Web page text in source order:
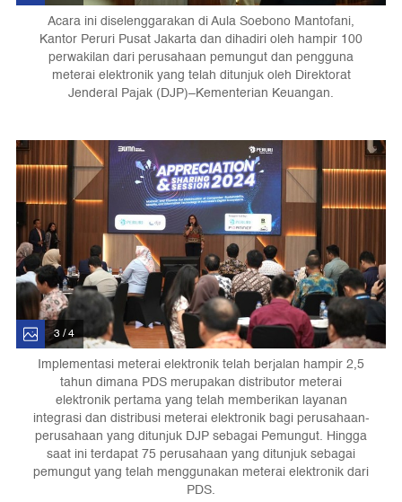
Acara ini diselenggarakan di Aula Soebono Mantofani,
Kantor Peruri Pusat Jakarta dan dihadiri oleh hampir 100
perwakilan dari perusahaan pemungut dan pengguna
meterai elektronik yang telah ditunjuk oleh Direktorat
Jenderal Pajak (DJP)–Kementerian Keuangan.
3 / 4
Implementasi meterai elektronik telah berjalan hampir 2,5
tahun dimana PDS merupakan distributor meterai
elektronik pertama yang telah memberikan layanan
integrasi dan distribusi meterai elektronik bagi perusahaan-
perusahaan yang ditunjuk DJP sebagai Pemungut. Hingga
saat ini terdapat 75 perusahaan yang ditunjuk sebagai
pemungut yang telah menggunakan meterai elektronik dari
PDS.